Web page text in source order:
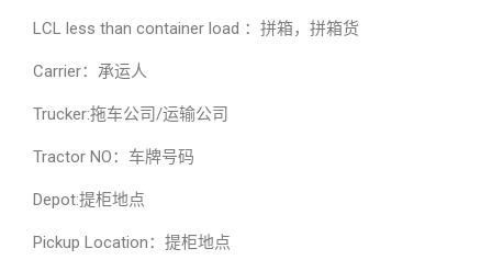
LCL less than container load ：拼箱，拼箱货
Carrier：承运人
Trucker:拖车公司/运输公司
Tractor NO：车牌号码
Depot:提柜地点
Pickup Location：提柜地点